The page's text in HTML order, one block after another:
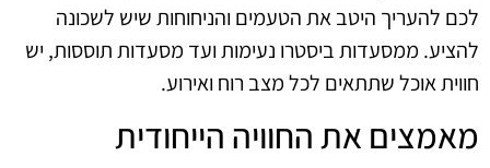
לכם להעריך היטב את הטעמים והניחוחות שיש לשכונה
להציע. ממסעדות ביסטרו נעימות ועד מסעדות תוססות, יש
חווית אוכל שתתאים לכל מצב רוח ואירוע.
מאמצים את החוויה הייחודית